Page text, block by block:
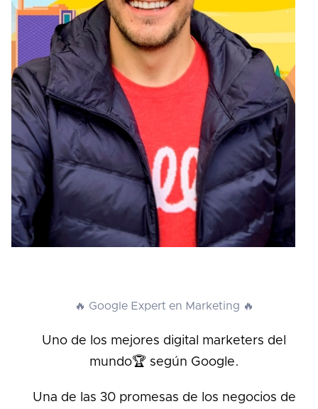
🔥 Google Expert en Marketing 🔥
Uno de los mejores digital marketers del
mundo🏆 según Google.
Una de las 30 promesas de los negocios de